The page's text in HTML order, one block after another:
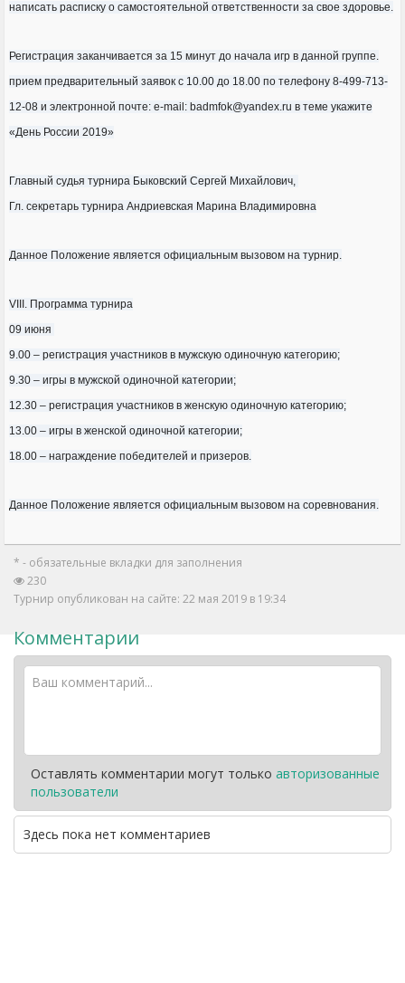
написать расписку о самостоятельной ответственности за свое здоровье.
Регистрация заканчивается за 15 минут до начала игр в данной группе.
прием предварительный заявок с 10.00 до 18.00 по телефону 8-499-713-
12-08 и электронной почте: e-mail: badmfok@yandex.ru в теме укажите
«День России 2019»
Главный судья турнира Быковский Сергей Михайлович,
Гл. секретарь турнира Андриевская Марина Владимировна
Данное Положение является официальным вызовом на турнир.
VIII. Программа турнира
09 июня
9.00 – регистрация участников в мужскую одиночную категорию;
9.30 – игры в мужской одиночной категории;
12.30 – регистрация участников в женскую одиночную категорию;
13.00 – игры в женской одиночной категории;
18.00 – награждение победителей и призеров.
Данное Положение является официальным вызовом на соревнования.
* - обязательные вкладки для заполнения
230
Турнир опубликован на сайте: 22 мая 2019 в 19:34
Комментарии
Оставлять комментарии могут только авторизованные
пользователи
Здесь пока нет комментариев